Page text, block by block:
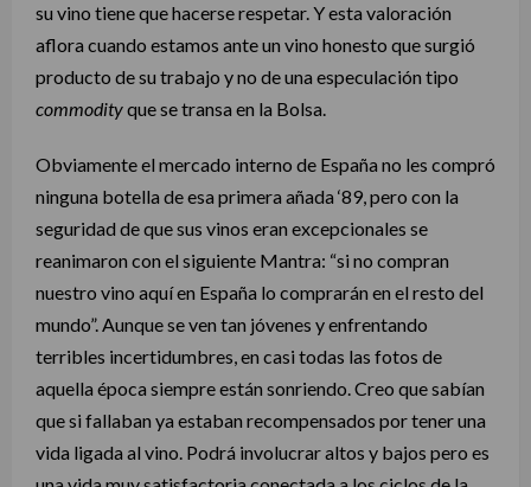
su vino tiene que hacerse respetar. Y esta valoración
aflora cuando estamos ante un vino honesto que surgió
producto de su trabajo y no de una especulación tipo
commodityque se transa en la Bolsa.
Obviamente el mercado interno de España no les compró
ninguna botella de esa primera añada ‘89, pero con la
seguridad de que sus vinos eran excepcionales se
reanimaron con el siguiente Mantra: “si no compran
nuestro vino aquí en España lo comprarán en el resto del
mundo”. Aunque se ven tan jóvenes y enfrentando
terribles incertidumbres, en casi todas las fotos de
aquella época siempre están sonriendo. Creo que sabían
que si fallaban ya estaban recompensados por tener una
vida ligada al vino. Podrá involucrar altos y bajos pero es